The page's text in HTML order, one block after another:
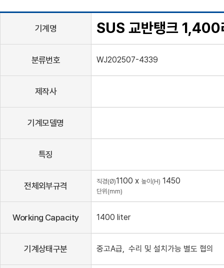
기계명 SUS 교반탱크 1,400
분류번호 WJ202507-4339
제작사
기계모델명
특징
전체외부규격 직경(Ø)1100 x 높이(H) 1450
단위(mm)
Working Capacity 1400 liter
기계상태구분 중고A급, 수리 및 설치가능 별도 협의